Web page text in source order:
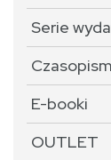
Serie
E-booki
OUTLET